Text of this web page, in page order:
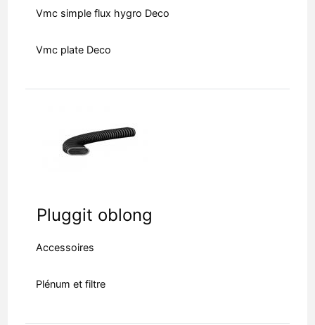
Vmc simple flux hygro Deco
Vmc plate Deco
Pluggit oblong
Accessoires
Plénum et filtre